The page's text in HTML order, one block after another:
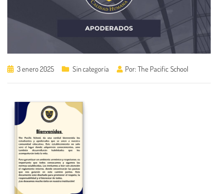
3 enero 2025 Sin categoría Por:The Pacific School